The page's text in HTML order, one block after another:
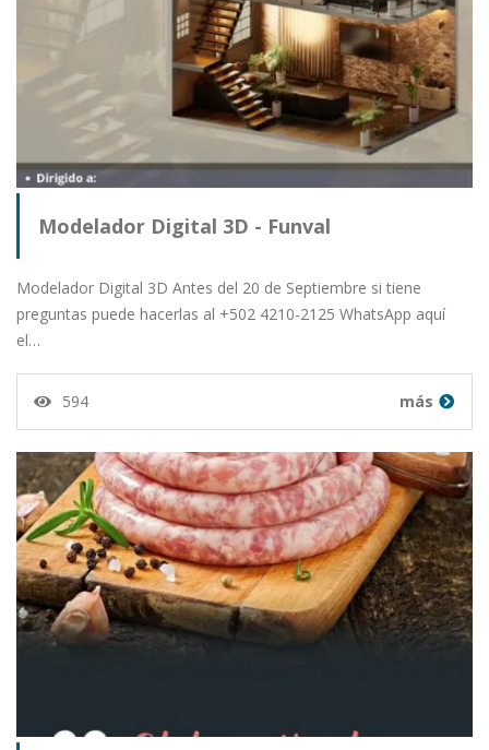
Modelador Digital 3D - Funval
Modelador Digital 3D Antes del 20 de Septiembre si tiene
preguntas puede hacerlas al +502 4210-2125 WhatsApp aquí
el…
594 más